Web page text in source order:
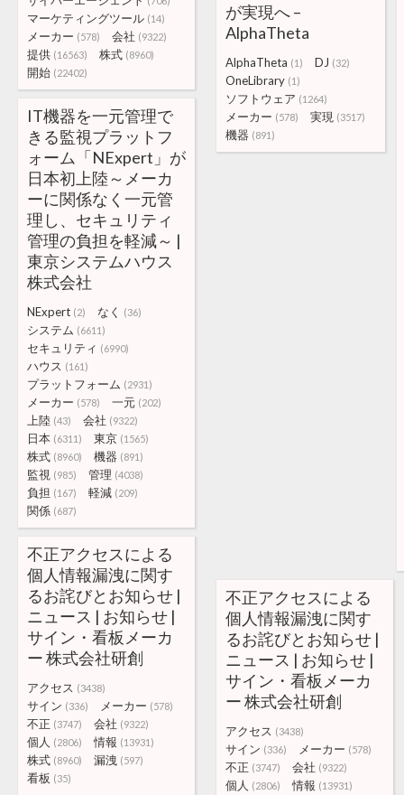
マーケティングツール (14)
メーカー (578) 会社 (9322)
提供 (16563) 株式 (8960)
開始 (22402)
が実現へ –
AlphaTheta
AlphaTheta (1) DJ (32)
OneLibrary (1)
ソフトウェア (1264)
メーカー (578) 実現 (3517)
機器 (891)
IT機器を一元管理で
きる監視プラットフ
ォーム「NExpert」が
日本初上陸～メーカ
ーに関係なく一元管
理し、セキュリティ
管理の負担を軽減～ |
東京システムハウス
株式会社
NExpert (2) なく (36)
システム (6611)
セキュリティ (6990)
ハウス (161)
プラットフォーム (2931)
メーカー (578) 一元 (202)
上陸 (43) 会社 (9322)
日本 (6311) 東京 (1565)
株式 (8960) 機器 (891)
監視 (985) 管理 (4038)
負担 (167) 軽減 (209)
関係 (687)
不正アクセスによる
個人情報漏洩に関す
るお詫びとお知らせ |
ニュース | お知らせ |
サイン・看板メーカ
ー 株式会社研創
アクセス (3438)
サイン (336) メーカー (578)
不正 (3747) 会社 (9322)
個人 (2806) 情報 (13931)
株式 (8960) 漏洩 (597)
看板 (35)
不正アクセスによる
個人情報漏洩に関す
るお詫びとお知らせ |
ニュース | お知らせ |
サイン・看板メーカ
ー 株式会社研創
アクセス (3438)
サイン (336) メーカー (578)
不正 (3747) 会社 (9322)
個人 (2806) 情報 (13931)